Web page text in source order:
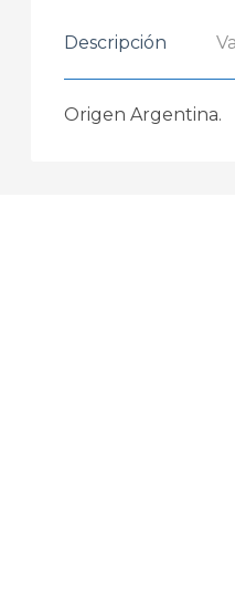
Descripción
Origen Argentina.